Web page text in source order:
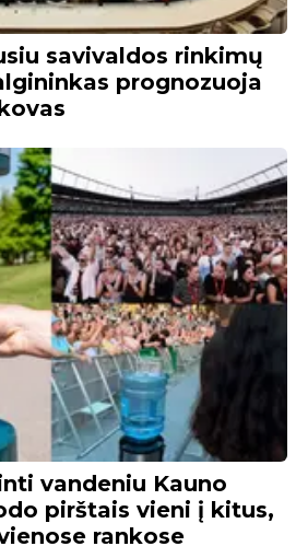
savivaldos rinkimų
prognozuoja
vandeniu Kauno
pirštais vieni į kitus,
rankose